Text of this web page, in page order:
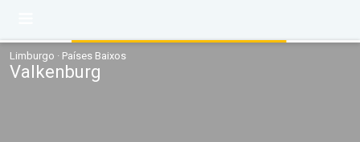
Limburgo · Países Baixos
Valkenburg